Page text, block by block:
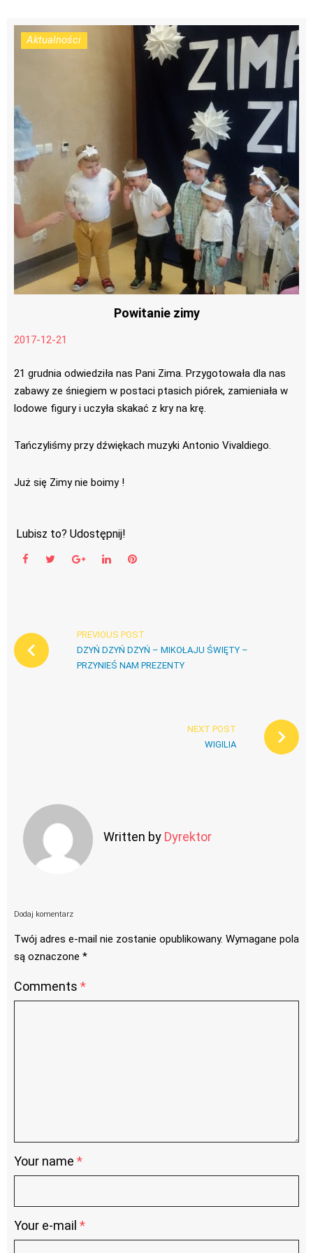
Aktualności
Powitanie zimy
2017-12-21
21 grudnia odwiedziła nas Pani Zima. Przygotowała dla nas
zabawy ze śniegiem w postaci ptasich piórek, zamieniała w
lodowe figury i uczyła skakać z kry na krę.
Tańczyliśmy przy dźwiękach muzyki Antonio Vivaldiego.
Już się Zimy nie boimy !
Lubisz to? Udostępnij!
PREVIOUS POST
DZYŃ DZYŃ DZYŃ – MIKOŁAJU ŚWIĘTY –
PRZYNIEŚ NAM PREZENTY
NEXT POST
WIGILIA
Written by Dyrektor
Dodaj komentarz
Twój adres e-mail nie zostanie opublikowany. Wymagane pola
są oznaczone *
Comments *
Your name *
Your e-mail *